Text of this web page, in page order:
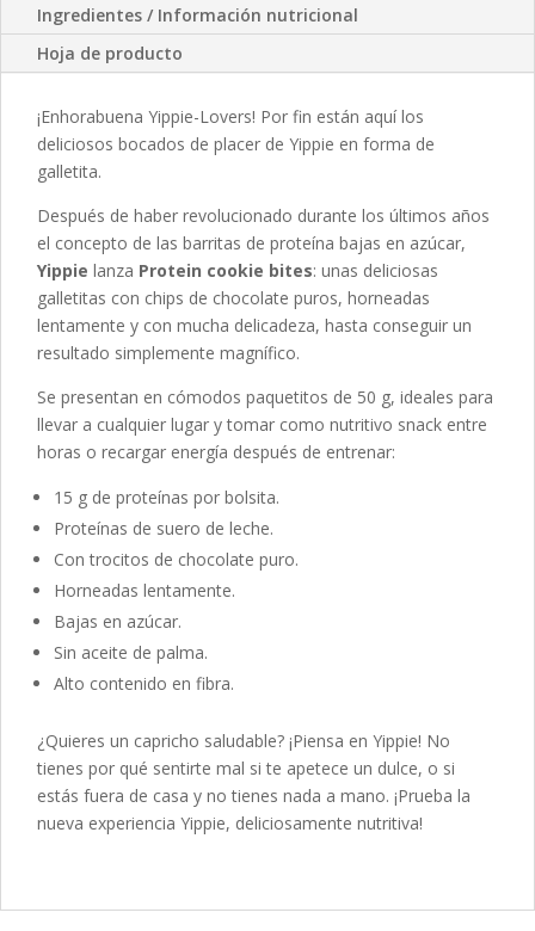
Ingredientes / Información nutricional
Hoja de producto
¡Enhorabuena Yippie-Lovers! Por fin están aquí los
deliciosos bocados de placer de Yippie en forma de
galletita.
Después de haber revolucionado durante los últimos años
el concepto de las barritas de proteína bajas en azúcar,
Yippie lanza Protein cookie bites: unas deliciosas
galletitas con chips de chocolate puros, horneadas
lentamente y con mucha delicadeza, hasta conseguir un
resultado simplemente magnífico.
Se presentan en cómodos paquetitos de 50 g, ideales para
llevar a cualquier lugar y tomar como nutritivo snack entre
horas o recargar energía después de entrenar:
15 g de proteínas por bolsita.
Proteínas de suero de leche.
Con trocitos de chocolate puro.
Horneadas lentamente.
Bajas en azúcar.
Sin aceite de palma.
Alto contenido en fibra.
¿Quieres un capricho saludable? ¡Piensa en Yippie! No
tienes por qué sentirte mal si te apetece un dulce, o si
estás fuera de casa y no tienes nada a mano. ¡Prueba la
nueva experiencia Yippie, deliciosamente nutritiva!